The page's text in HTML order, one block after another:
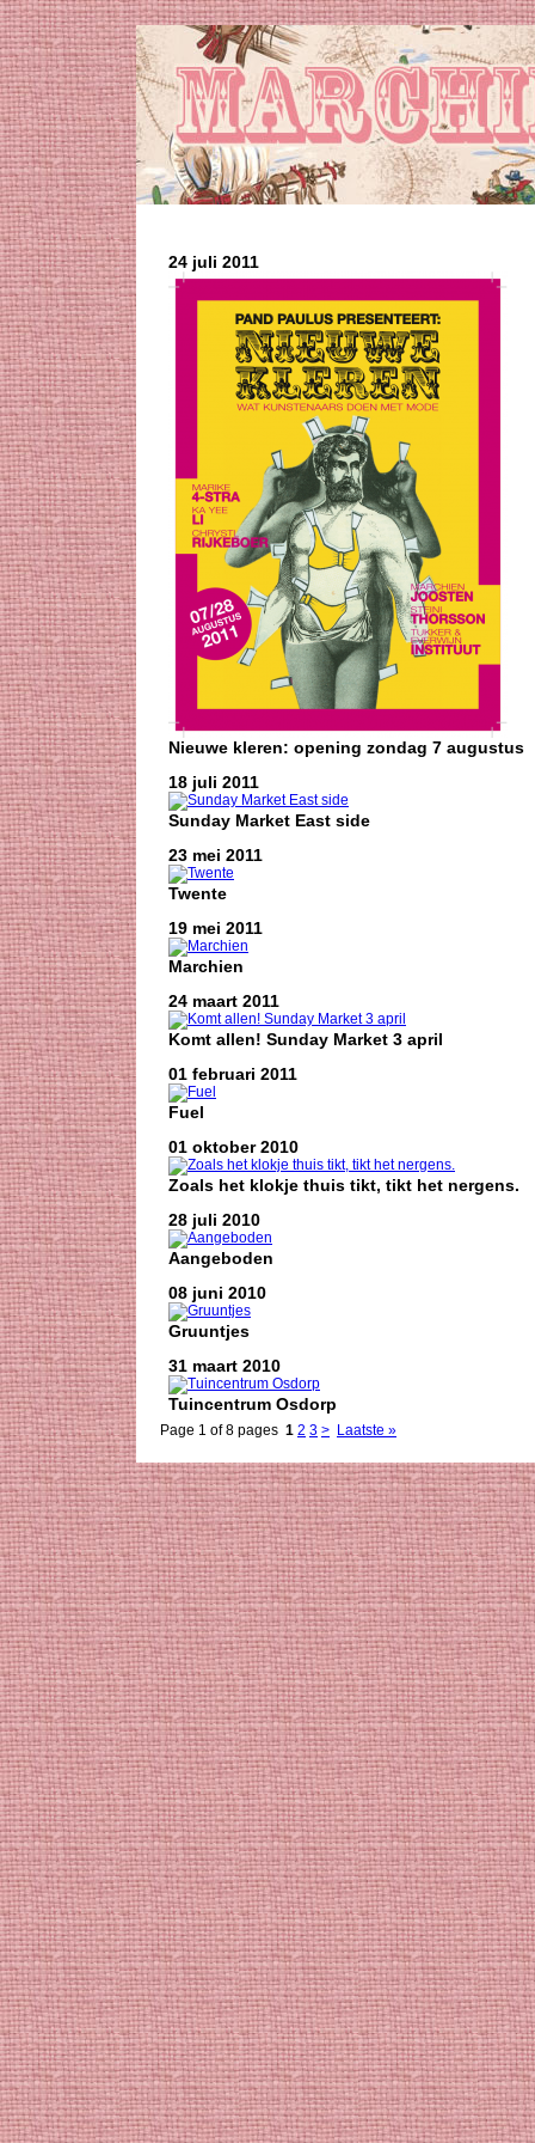
24 juli 2011
Nieuwe kleren: opening zondag 7 augustus
18 juli 2011
Sunday Market East side
23 mei 2011
Twente
19 mei 2011
Marchien
24 maart 2011
Komt allen! Sunday Market 3 april
01 februari 2011
Fuel
01 oktober 2010
Zoals het klokje thuis tikt, tikt het nergens.
28 juli 2010
Aangeboden
08 juni 2010
Gruuntjes
31 maart 2010
Tuincentrum Osdorp
Page 1 of 8 pages 1 2 3 > Laatste »